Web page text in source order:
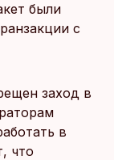
были
с
заход в
в
что